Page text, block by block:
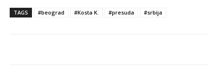
TAGS #beograd #Kosta K. #presuda #srbija